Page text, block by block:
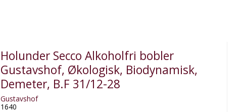
Holunder Secco Alkoholfri bobler
Gustavshof, Økologisk, Biodynamisk,
Demeter, B.F 31/12-28
Gustavshof
1640